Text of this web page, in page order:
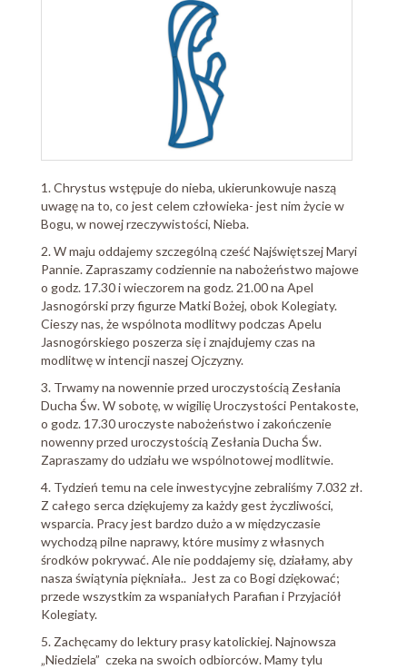
1. Chrystus wstępuje do nieba, ukierunkowuje naszą
uwagę na to, co jest celem człowieka- jest nim życie w
Bogu, w nowej rzeczywistości, Nieba.
2. W maju oddajemy szczególną cześć Najświętszej Maryi
Pannie. Zapraszamy codziennie na nabożeństwo majowe
o godz. 17.30 i wieczorem na godz. 21.00 na Apel
Jasnogórski przy figurze Matki Bożej, obok Kolegiaty.
Cieszy nas, że wspólnota modlitwy podczas Apelu
Jasnogórskiego poszerza się i znajdujemy czas na
modlitwę w intencji naszej Ojczyzny.
3. Trwamy na nowennie przed uroczystością Zesłania
Ducha Św. W sobotę, w wigilię Uroczystości Pentakoste,
o godz. 17.30 uroczyste nabożeństwo i zakończenie
nowenny przed uroczystością Zesłania Ducha Św.
Zapraszamy do udziału we wspólnotowej modlitwie.
4. Tydzień temu na cele inwestycyjne zebraliśmy 7.032 zł.
Z całego serca dziękujemy za każdy gest życzliwości,
wsparcia. Pracy jest bardzo dużo a w międzyczasie
wychodzą pilne naprawy, które musimy z własnych
środków pokrywać. Ale nie poddajemy się, działamy, aby
nasza świątynia piękniała.. Jest za co Bogi dziękować;
przede wszystkim za wspaniałych Parafian i Przyjaciół
Kolegiaty.
5. Zachęcamy do lektury prasy katolickiej. Najnowsza
„Niedziela” czeka na swoich odbiorców. Mamy tylu